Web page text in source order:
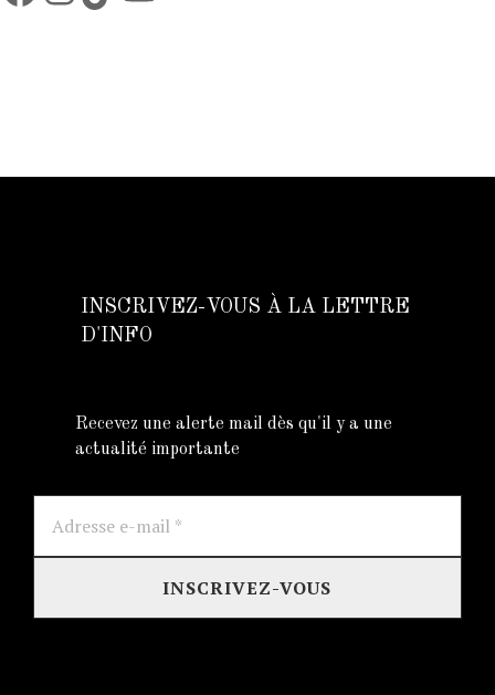
INSCRIVEZ-VOUS À LA LETTRE
D'INFO
Recevez une alerte mail dès qu'il y a une
actualité importante
mail